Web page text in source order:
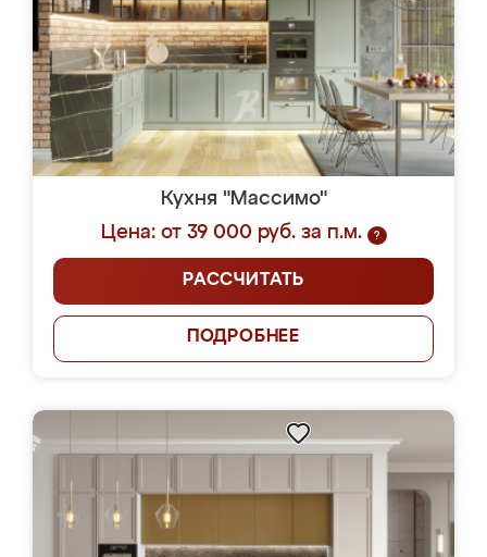
Кухня "Массимо"
Цена: от 39 000 руб. за п.м.
?
РАССЧИТАТЬ
ПОДРОБНЕЕ